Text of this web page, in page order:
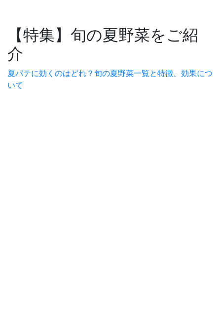
【特集】旬の夏野菜をご紹
介
夏バテに効くのはどれ？旬の夏野菜一覧と特徴、効果につ
いて